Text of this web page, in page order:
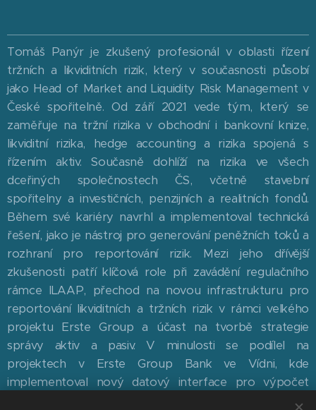
Tomáš Panýr je zkušený profesionál v oblasti řízení
tržních a likviditních rizik, který v současnosti působí
jako Head of Market and Liquidity Risk Management v
České spořitelně. Od září 2021 vede tým, který se
zaměřuje na tržní rizika v obchodní i bankovní knize,
likviditní rizika, hedge accounting a rizika spojená s
řízením aktiv. Současně dohlíží na rizika ve všech
dceřiných společnostech ČS, včetně stavební
spořitelny a investičních, penzijních a realitních fondů.
Během své kariéry navrhl a implementoval technická
řešení, jako je nástroj pro generování peněžních toků a
rozhraní pro reportování rizik. Mezi jeho dřívější
zkušenosti patří klíčová role při zavádění regulačního
rámce ILAAP, přechod na novou infrastrukturu pro
reportování likviditních a tržních rizik v rámci velkého
projektu Erste Group a účast na tvorbě strategie
správy aktiv a pasiv. V minulosti se podílel na
projektech v Erste Group Bank ve Vídni, kde
implementoval nový datový interface pro výpočet